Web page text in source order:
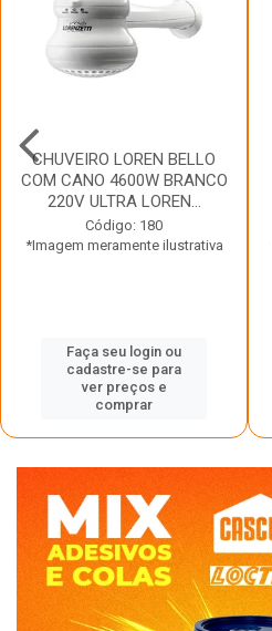
CHUVEIRO LOREN BELLO
COM CANO 4600W BRANCO
220V ULTRA LOREN...
Código: 180
*Imagem meramente ilustrativa
Faça seu login ou
cadastre-se para
ver preços e
comprar